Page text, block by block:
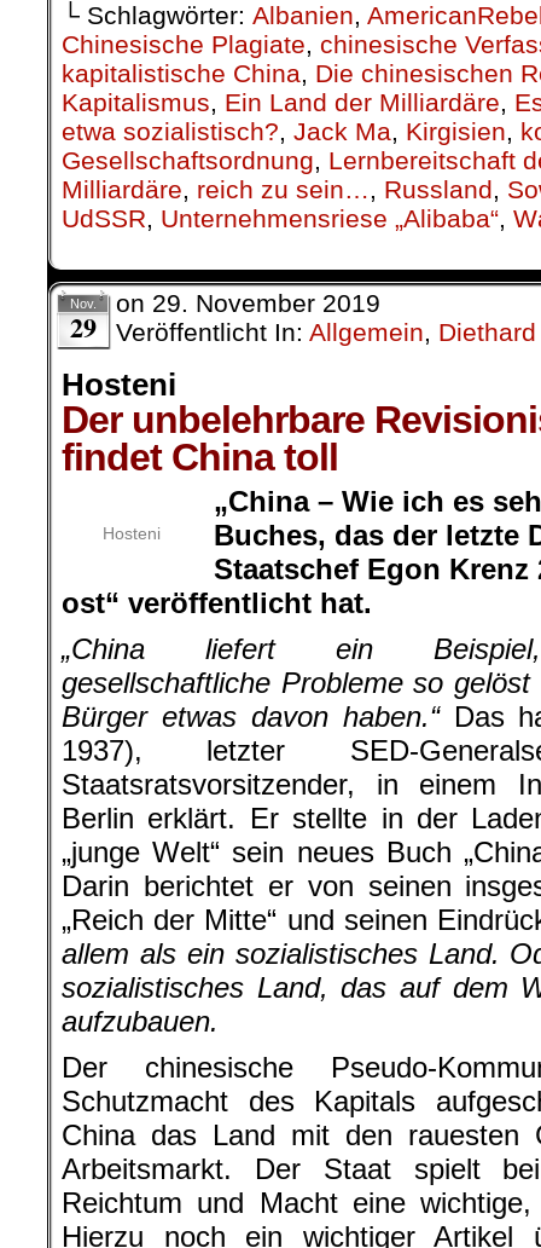
└ Schlagwörter: Albanien,
Chinesische Plagiate, chinesische
kapitalistische China, Die chinesischen
Kapitalismus, Ein Land der Milliardäre,
etwa sozialistisch?, Jack Ma, Kirgisien,
Gesellschaftsordnung, Lernbereitschaft
Milliardäre, reich zu sein…, Russland,
UdSSR, Unternehmensriese „Alibaba“,
Nov.
29
on 29. November 2019
Veröffentlicht In: Allgemein,
Hosteni
Der unbelehrbare
findet China toll
Hosteni
„China – Wie ich es
Buches, das der letzte
Staatschef Egon Krenz
ost“ veröffentlicht hat.
„China liefert ein
gesellschaftliche Probleme so
Bürger etwas davon haben.“Das
1937), letzter SED-
Staatsratsvorsitzender, in einem
Berlin erklärt. Er stellte in der
„junge Welt“ sein neues Buch
Darin berichtet er von seinen
„Reich der Mitte“ und seinen
allem als ein sozialistisches Land.
sozialistisches Land, das auf dem
aufzubauen.
Der chinesische Pseudo-
Schutzmacht des Kapitals
China das Land mit den rauesten
Arbeitsmarkt. Der Staat spielt
Reichtum und Macht eine
Hierzu noch ein wichtiger Artikel